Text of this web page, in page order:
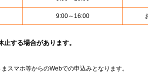
9:00～16:00
する場合があります。
スマホ等からのWebでの申込みとなります。